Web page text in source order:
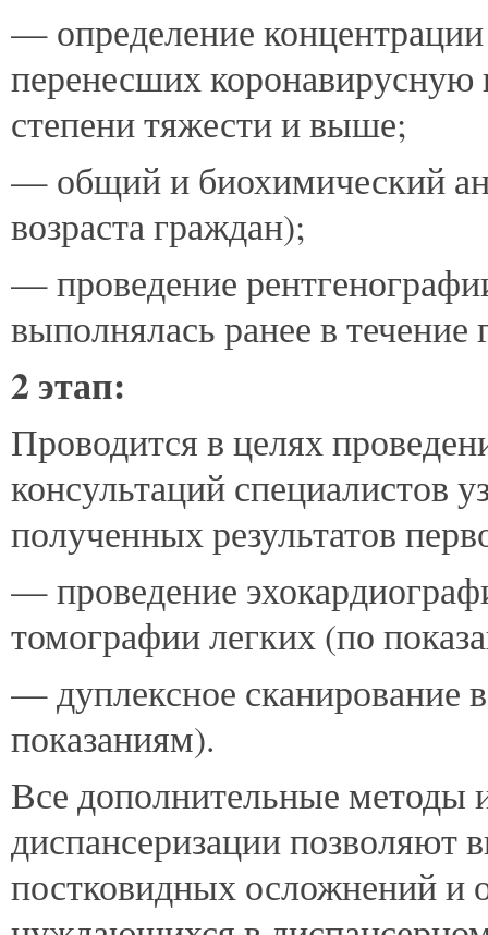
— определение
перенесших
степени тяжести и выше;
— общий и биохимический
возраста граждан);
— проведение
выполнялась ранее в течение
2 этап:
Проводится в целях
консультаций специалистов
полученных результатов
— проведение
томографии легких (по
— дуплексное сканирование
показаниям).
Все дополнительные методы
диспансеризации позволяют
постковидных осложнений и